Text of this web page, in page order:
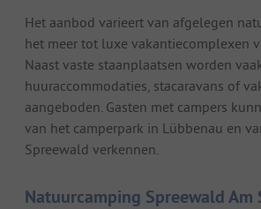
Het aanbod varieert van afgelegen
het meer tot luxe vakantiecomplexen
Naast vaste staanplaatsen worden
huuraccommodaties, stacaravans of
aangeboden. Gasten met campers
van het camperpark in Lübbenau en
Spreewald verkennen.
Natuurcamping Spreewald Am